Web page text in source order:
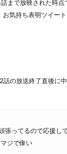
まで放映された時
気持ち表明ツイート
の放送終了直後に
ってるので応援し
ジで偉い